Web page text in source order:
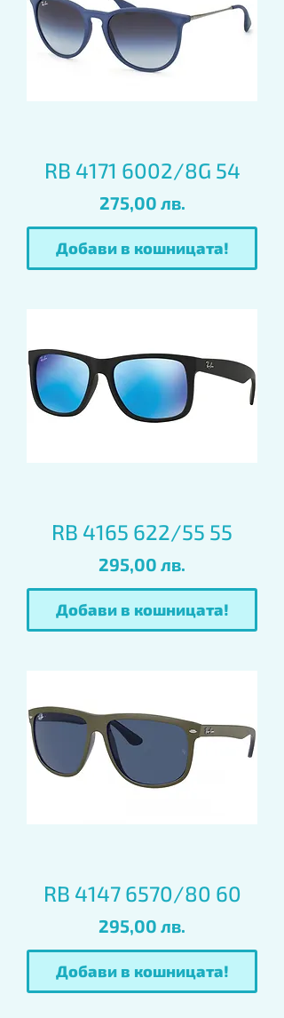
RB 4171 6002/8G 54
Цена
275,00 лв.
Добави в кошницата!
RB 4165 622/55 55
Цена
295,00 лв.
Добави в кошницата!
RB 4147 6570/80 60
Цена
295,00 лв.
Добави в кошницата!